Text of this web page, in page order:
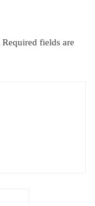
Required fields are